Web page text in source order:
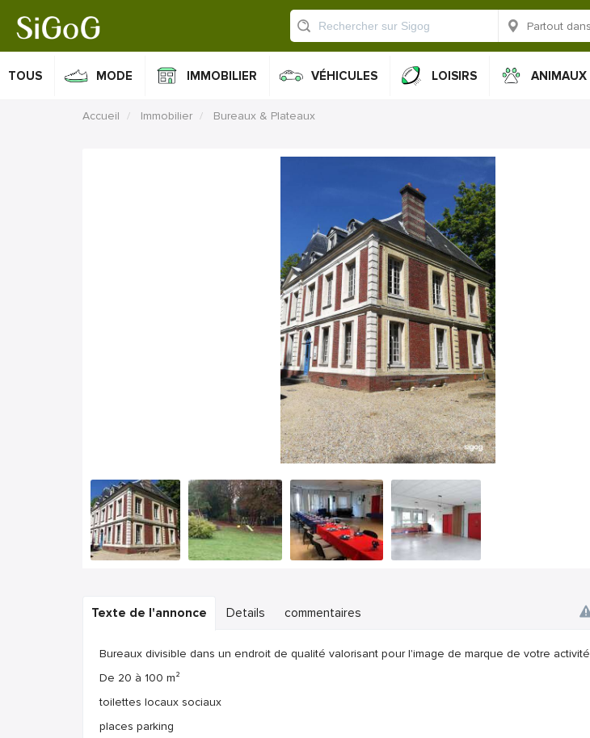
TOUS MODE IMMOBILIER VÉHICULES LOISIRS ANIMAUX
Accueil Immobilier Bureaux & Plateaux
Texte de l'annonce Details commentaires
Bureaux divisible dans un endroit de qualité valorisant pour l'image de marque de votre activité
De 20 à 100 m²
toilettes locaux sociaux
places parking